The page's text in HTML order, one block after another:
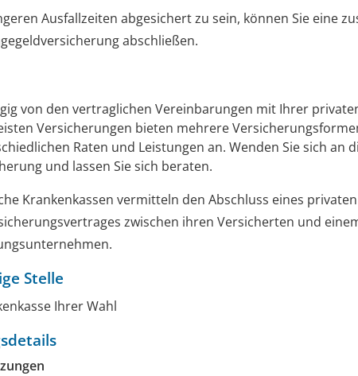
Ausfallzeiten abgesichert zu sein, können Sie eine
abschließen.
von den vertraglichen Vereinbarungen mit Ihrer
Versicherungen bieten mehrere
Raten und Leistungen an. Wenden Sie sich an
und lassen Sie sich beraten.
Krankenkassen vermitteln den Abschluss eines privaten
zwischen ihren Versicherten und
Stelle
Ihrer Wahl